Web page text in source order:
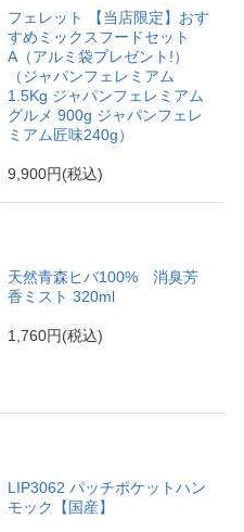
フェレット 【当店限定】おす
すめミックスフードセット
A（アルミ袋プレゼント!）
（ジャパンフェレミアム
1.5Kg ジャパンフェレミアム
グルメ 900g ジャパンフェレ
ミアム匠味240g）
9,900円(税込)
天然青森ヒバ100% 消臭芳
香ミスト 320ml
1,760円(税込)
LIP3062 パッチポケットハン
モック【国産】